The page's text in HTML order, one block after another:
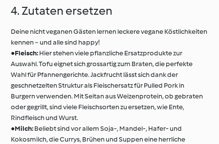
4. Zutaten ersetzen
Deine nicht veganen Gästen lernen leckere vegane Köstlichkeiten
kennen − und alle sind happy!
●Fleisch:Hier stehen viele pflanzliche Ersatzprodukte zur
Auswahl. Tofu eignet sich grossartig zum Braten, die perfekte
Wahl für Pfannengerichte. Jackfrucht lässt sich dank der
geschnetzelten Struktur als Fleischersatz für Pulled Pork in
Burgern verwenden. Mit Seitan aus Weizenprotein, ob gebraten
oder gegrillt, sind viele Fleischsorten zu ersetzen, wie Ente,
Rindfleisch und Wurst.
●Milch:Beliebt sind vor allem Soja-, Mandel-, Hafer- und
Kokosmilch, die Currys, Brühen und Suppen eine herrliche